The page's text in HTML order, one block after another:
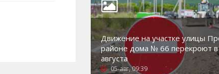
Движение на участке улицы
районе дома № 66 перекроют в
августа
05-авг, 09:39